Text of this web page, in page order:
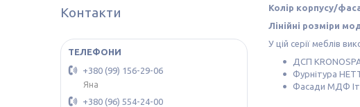
Колір корпусу/
Лінійні розміри
У цій серії меблів
ДСП
Фурнітура
Фасади МДФ
Контакти
+380 (99) 156-29-06
Яна
+380 (96) 554-24-00